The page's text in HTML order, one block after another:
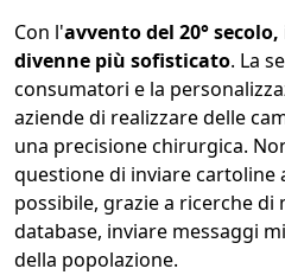
Con l'avvento del 20°
divenne più sofisticato. La
consumatori e la
aziende di realizzare delle
una precisione chirurgica.
questione di inviare cartoline
possibile, grazie a ricerche di
database, inviare messaggi
della popolazione.